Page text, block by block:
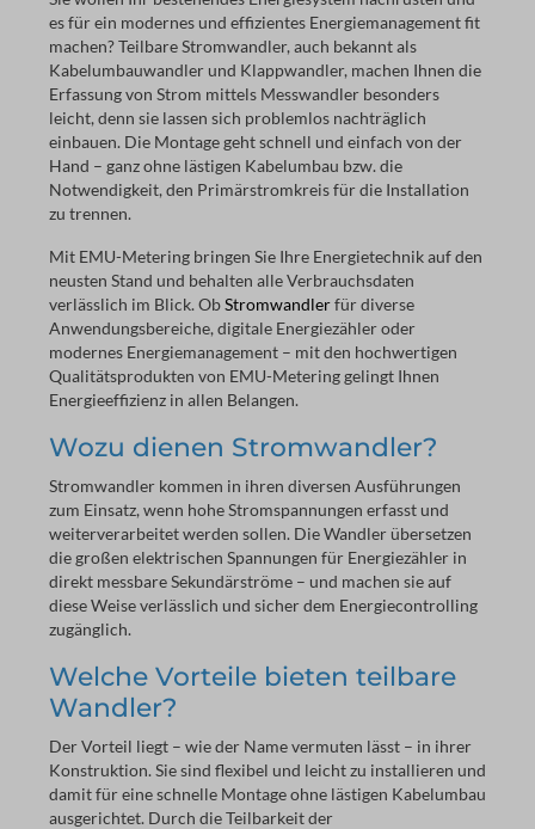
es für ein modernes und effizientes Energiemanagement fit
machen? Teilbare Stromwandler, auch bekannt als
Kabelumbauwandler und Klappwandler, machen Ihnen die
Erfassung von Strom mittels Messwandler besonders
leicht, denn sie lassen sich problemlos nachträglich
einbauen. Die Montage geht schnell und einfach von der
Hand – ganz ohne lästigen Kabelumbau bzw. die
Notwendigkeit, den Primärstromkreis für die Installation
zu trennen.
Mit EMU-Metering bringen Sie Ihre Energietechnik auf den
neusten Stand und behalten alle Verbrauchsdaten
verlässlich im Blick. ObStromwandlerfür diverse
Anwendungsbereiche, digitale Energiezähler oder
modernes Energiemanagement – mit den hochwertigen
Qualitätsprodukten von EMU-Metering gelingt Ihnen
Energieeffizienz in allen Belangen.
Wozu dienen Stromwandler?
Stromwandler kommen in ihren diversen Ausführungen
zum Einsatz, wenn hohe Stromspannungen erfasst und
weiterverarbeitet werden sollen. Die Wandler übersetzen
die großen elektrischen Spannungen für Energiezähler in
direkt messbare Sekundärströme – und machen sie auf
diese Weise verlässlich und sicher dem Energiecontrolling
zugänglich.
Welche Vorteile bieten teilbare
Wandler?
Der Vorteil liegt – wie der Name vermuten lässt – in ihrer
Konstruktion. Sie sind flexibel und leicht zu installieren und
damit für eine schnelle Montage ohne lästigen Kabelumbau
ausgerichtet. Durch die Teilbarkeit der